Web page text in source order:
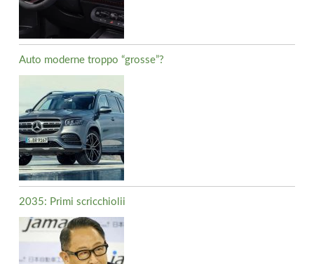
Auto moderne troppo “grosse”?
2035: Primi scricchiolii